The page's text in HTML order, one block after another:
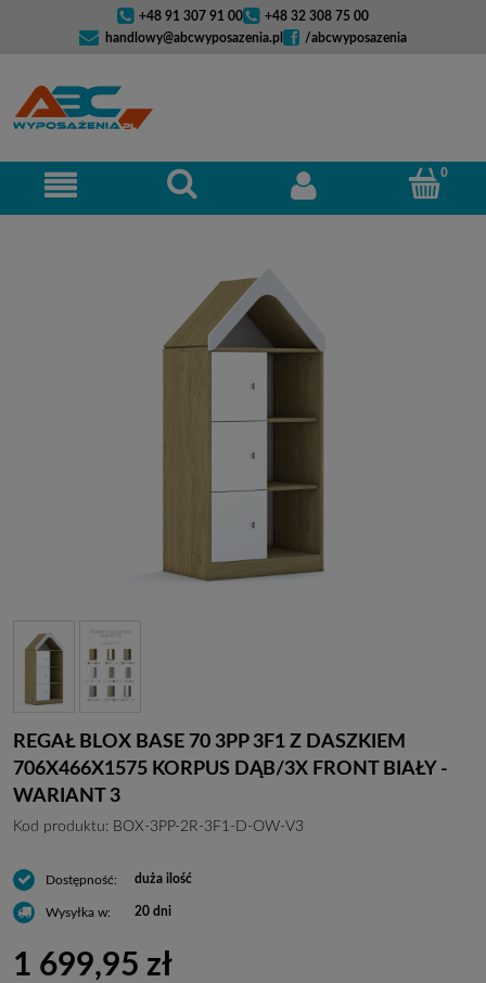
+48 91 307 91 00
+48 32 308 75 00
handlowy@abcwyposazenia.pl
/abcwyposazenia
REGAŁ BLOX BASE 70 3PP 3F1 Z DASZKIEM
706X466X1575 KORPUS DĄB/3X FRONT BIAŁY -
WARIANT 3
Kod produktu: BOX-3PP-2R-3F1-D-OW-V3
Dostępność: duża ilość
Wysyłka w: 20 dni
1 699,95 zł